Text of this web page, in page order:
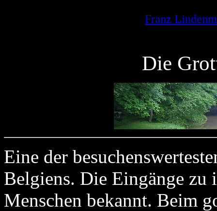
Franz
Die
Eine der
Belgiens. Die Eingänge zu
Menschen bekannt. Beim